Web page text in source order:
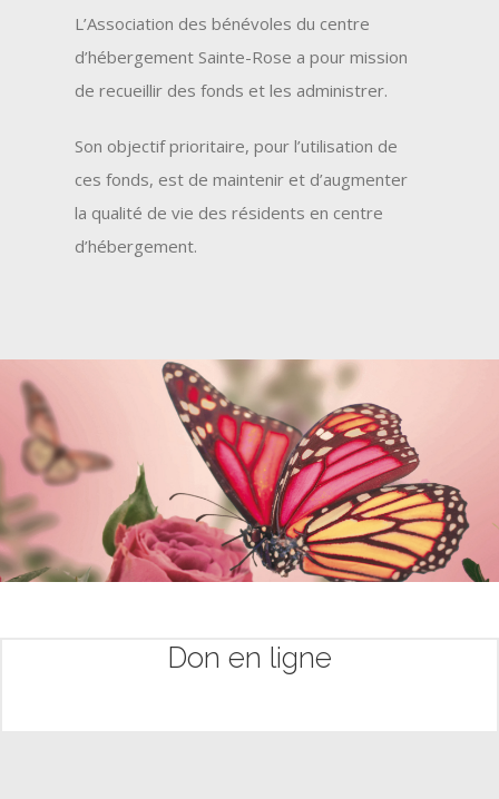
L’Association des bénévoles du centre
d’hébergement Sainte-Rose a pour mission
de recueillir des fonds et les administrer.
Son objectif prioritaire, pour l’utilisation de
ces fonds, est de maintenir et d’augmenter
la qualité de vie des résidents en centre
d’hébergement.
Don en ligne